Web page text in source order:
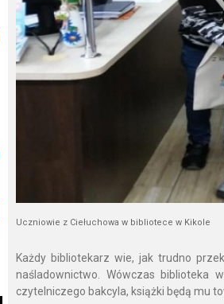
Uczniowie z Ciełuchowa w bibliotece w Kikole
Każdy bibliotekarz wie, jak trudno
naśladownictwo. Wówczas biblioteka
czytelniczego bakcyla, książki będą mu